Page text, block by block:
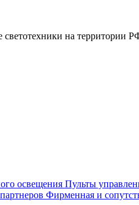
светотехники на территории
освещения Пульты
Фирменная и